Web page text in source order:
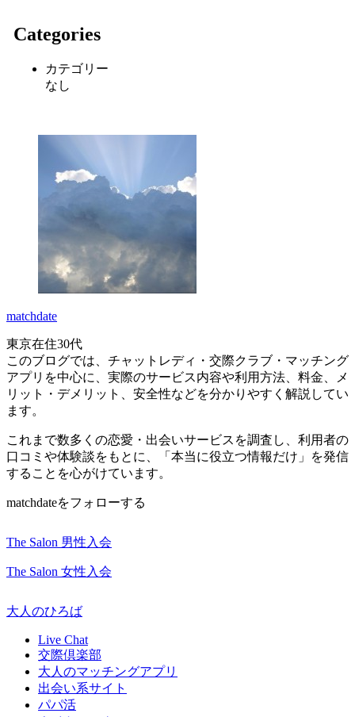
Categories
カテゴリー
なし
matchdate
東京在住30代
このブログでは、チャットレディ・交際クラブ・マッチング
アプリを中心に、実際のサービス内容や利用方法、料金、メ
リット・デメリット、安全性などを分かりやすく解説してい
ます。
これまで数多くの恋愛・出会いサービスを調査し、利用者の
口コミや体験談をもとに、「本当に役立つ情報だけ」を発信
することを心がけています。
matchdateをフォローする
The Salon 男性入会
The Salon 女性入会
大人のひろば
Live Chat
交際倶楽部
大人のマッチングアプリ
出会い系サイト
パパ活